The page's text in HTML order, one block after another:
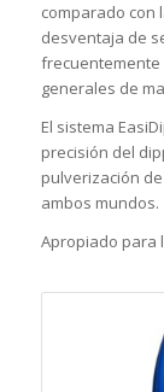
comparado con
desventaja de
frecuentemente
generales de
El sistema
precisión del
pulverización
ambos mundos.
Apropiado para